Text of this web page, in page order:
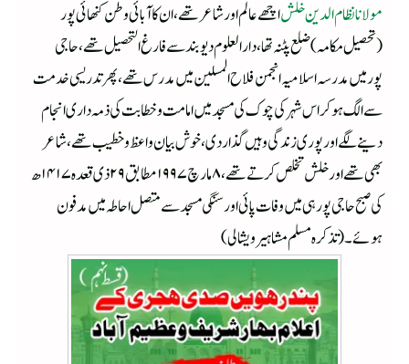
مولانا نظام الدین خلشاچھے عالم اور شاعر تھے ،ان کا آبائی وطن کنھائی پور
(تحصیل مکامہ)ضلع پٹنہ تھا ،دارالعلو م دیوبند سے فارغ التحصیل تھے ،حاجی
پورمیں مدرسہ اسلامیہ انجمن فلاح المسلین میں مدرس تھے ،پھر تدریسی خدمت
سے الگ ہوکر اس شہر کی چوک کی مسجد میں امامت وخطابت کی ذمہ داری انجام
دینے لگے اور پوری زندگی وہیں گذاردی ،خوش بیان واعظ وخطیب تھے ،شاعر
بھی تھے اور خلش تخلص کرتے تھے ،۸مارچ ۱۹۹۷مطابق ۲۹ذی قعدہ ۱۴۱۷ھ
کی صبح حاجی پور ہی میں وفات پائی اور سنگی مسجد سے متصل احاطہ میں مدفون
ہوئے۔(تذکرہ مسلم مشاہیر ویشالی)